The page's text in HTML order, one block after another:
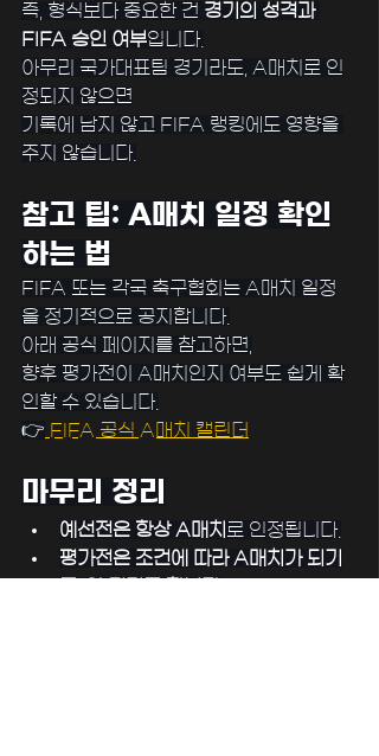
﻿즉, 형식보다 중요한 건 경기의 성격과
FIFA 승인 여부입니다.
아무리 국가대표팀 경기라도, A매치로 인
정되지 않으면
기록에 남지 않고 FIFA 랭킹에도 영향을
주지 않습니다.
참고 팁: A매치 일정 확인
하는 법
FIFA 또는 각국 축구협회는 A매치 일정
을 정기적으로 공지합니다.
아래 공식 페이지를 참고하면,
향후 평가전이 A매치인지 여부도 쉽게 확
인할 수 있습니다.
👉 ﻿ FIFA 공식 A매치 캘린더
마무리 정리
예선전은 항상 A매치 로 인정됩니다.
평가전은 조건에 따라 A매치가 되기